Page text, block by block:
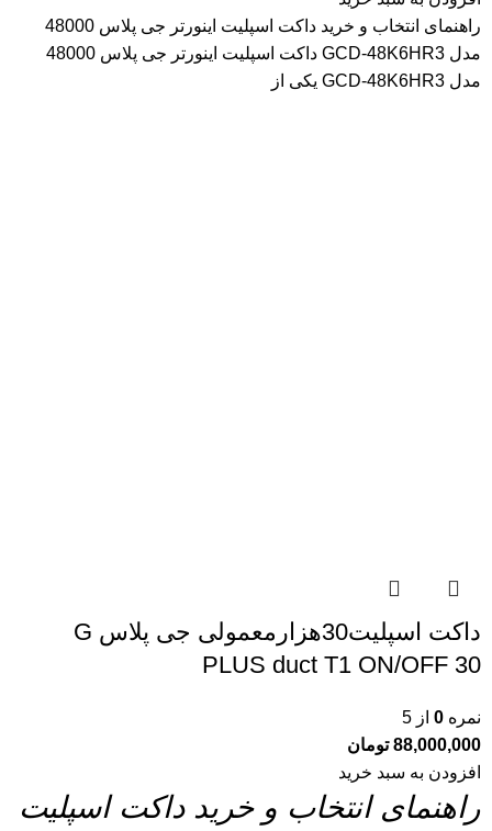
راهنمای انتخاب و خرید داکت اسپلیت اینورتر جی پلاس 48000
مدل GCD-48K6HR3 داکت اسپلیت اینورتر جی پلاس 48000
مدل GCD-48K6HR3 یکی از
داکت اسپلیت30هزارمعمولی جی پلاس G
PLUS duct T1 ON/OFF 30
نمره 0 از 5
88,000,000 تومان
افزودن به سبد خرید
راهنمای انتخاب و خرید داکت اسپلیت